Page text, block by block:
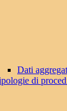
Dati
di